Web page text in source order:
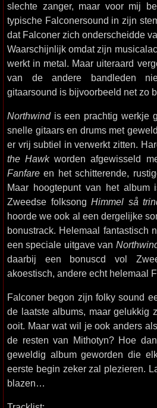
slechte zanger, maar voor mij
typische Falconersound in zijn
dat Falconer zich onderscheidde
Waarschijnlijk omdat zijn
werkt in metal. Maar uiteraard
van de andere bandleden
gitaarsound is bijvoorbeeld net zo
Northwindis een prachtig werkje
snelle gitaars en drums met
er vrij subtiel in verwerkt zitten.
the Hawkworden afgewisseld
Fanfare en het schitterende,
Maar hoogtepunt van het
Zweedse folksong Himmel så
hoorde we ook al een dergelijke
bonustrack. Helemaal fantastisch
een speciale uitgave van
daarbij een bonuscd vol
akoestisch, andere echt helemaal
Falconer begon zijn folky sound
de laatste albums, maar gelukkig
ooit. Maar wat wil je ook anders
de resten van Mithotyn? Hoe
geweldig album geworden die
eerste begin zeker zal plezieren.
blazen…